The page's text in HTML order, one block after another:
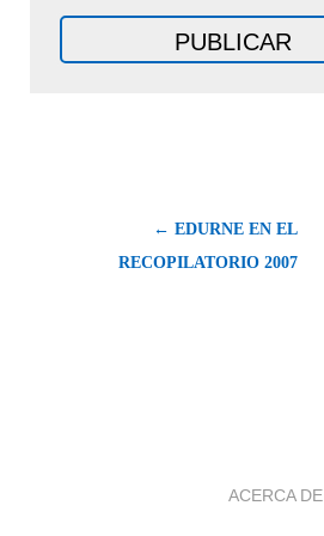
← EDURNE EN EL
RECOPILATORIO 2007
ACERCA DE